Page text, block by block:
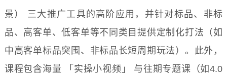
景） 三大推广工具的高阶应用，并针对标品、非标
品、高客单、低客单等不同类目提供定制化打法（如
中高客单标品突围、非标品长短周期玩法）。此外，
课程包含海量 「实操小视频」 与往期专题课（如4.0